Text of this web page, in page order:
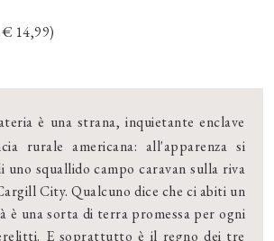
14,99)
è una strana, inquietante enclave
rurale americana: all'apparenza si
squallido campo caravan sulla riva
City. Qualcuno dice che ci abiti un
è una sorta di terra promessa per ogni
E soprattutto è il regno dei tre